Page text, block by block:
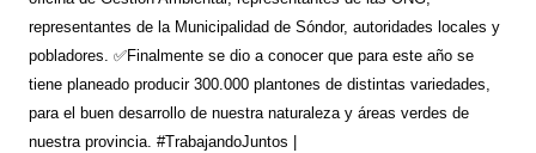
representantes de la Municipalidad de Sóndor, autoridades locales y
pobladores. ✅Finalmente se dio a conocer que para este año se
tiene planeado producir 300.000 plantones de distintas variedades,
para el buen desarrollo de nuestra naturaleza y áreas verdes de
nuestra provincia. #TrabajandoJuntos |